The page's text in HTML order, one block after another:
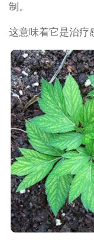
制。
这意味着它是治疗